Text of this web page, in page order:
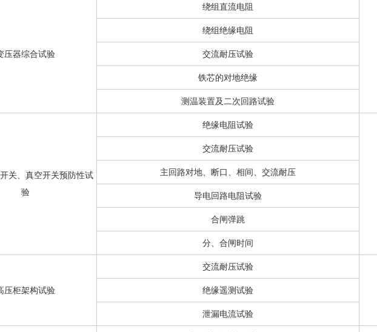
压器综合试验
绕组直流电阻
绕组绝缘电阻
交流耐压试验
铁芯的对地绝缘
测温装置及二次回路试验
关、真空开关预防性试
验
绝缘电阻试验
交流耐压试验
主回路对地、断口、相间、交流耐压
导电回路电阻试验
合闸弹跳
分、合闸时间
压柜架构试验
交流耐压试验
绝缘遥测试验
泄漏电流试验